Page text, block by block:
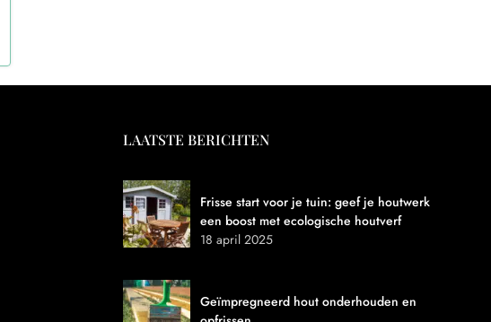
LAATSTE BERICHTEN
Frisse start voor je tuin: geef je houtwerk
een boost met ecologische houtverf
18 april 2025
Geïmpregneerd hout onderhouden en